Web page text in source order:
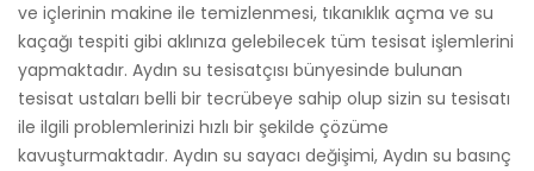
ve içlerinin makine ile temizlenmesi, tıkanıklık açma ve su
kaçağı tespiti gibi aklınıza gelebilecek tüm tesisat işlemlerini
yapmaktadır. Aydın su tesisatçısı bünyesinde bulunan
tesisat ustaları belli bir tecrübeye sahip olup sizin su tesisatı
ile ilgili problemlerinizi hızlı bir şekilde çözüme
kavuşturmaktadır. Aydın su sayacı değişimi, Aydın su basınç